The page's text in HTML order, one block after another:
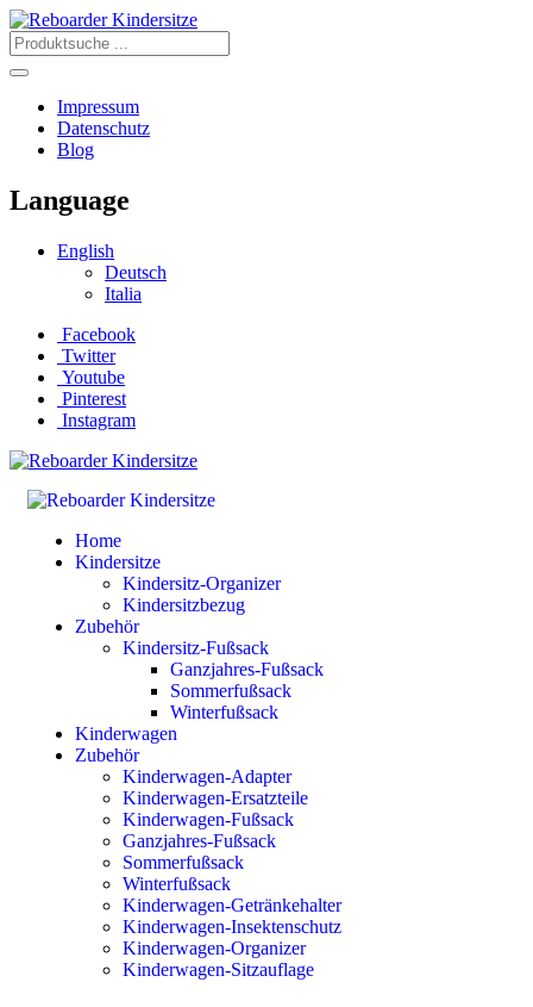
Impressum
Datenschutz
Blog
Language
English
Deutsch
Italia
Facebook
Twitter
Youtube
Pinterest
Instagram
Home
Kindersitze
Kindersitz-Organizer
Kindersitzbezug
Zubehör
Kindersitz-Fußsack
Ganzjahres-Fußsack
Sommerfußsack
Winterfußsack
Kinderwagen
Zubehör
Kinderwagen-Adapter
Kinderwagen-Ersatzteile
Kinderwagen-Fußsack
Ganzjahres-Fußsack
Sommerfußsack
Winterfußsack
Kinderwagen-Getränkehalter
Kinderwagen-Insektenschutz
Kinderwagen-Organizer
Kinderwagen-Sitzauflage